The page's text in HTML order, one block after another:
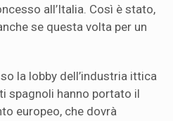
all’Italia. Così è stato,
se questa volta per un
la lobby dell’industria ittica
spagnoli hanno portato il
europeo, che dovrà